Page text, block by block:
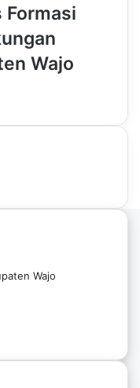
Formasi
Wajo
Wajo